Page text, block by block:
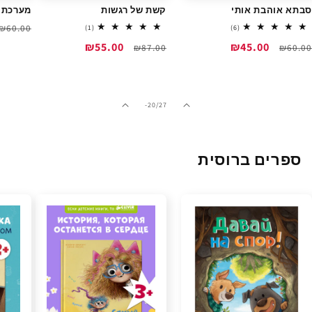
סבתא אוהבת אותי
(6)
6
reviews
מחיר
₪60.00
מחיר
₪45.00
קשת של רגשות
(1)
1
reviews
מחיר
₪87.00
מחיר
₪55.00
מחיר
-20/
מתוך
27
ספרים ברוסית